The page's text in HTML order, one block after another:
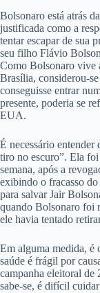
Bolsonaro está atrás
justificada como a
tentar escapar de sua
seu filho Flávio
Como Bolsonaro vive
Brasília, considerou-
conseguisse entrar
presente, poderia se
EUA.
É necessário
tiro no escuro”. Ela foi
semana, após a
exibindo o fracasso
para salvar Jair
quando Bolsonaro foi
ele havia tentado
Em alguma medida, é
saúde é frágil por
campanha eleitoral de
sabe-se, é difícil